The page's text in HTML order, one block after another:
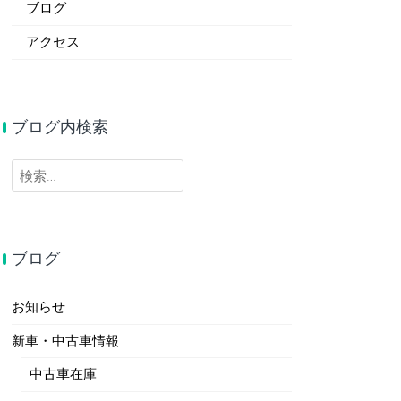
ブログ
アクセス
ブログ内検索
検
索:
ブログ
お知らせ
新車・中古車情報
中古車在庫